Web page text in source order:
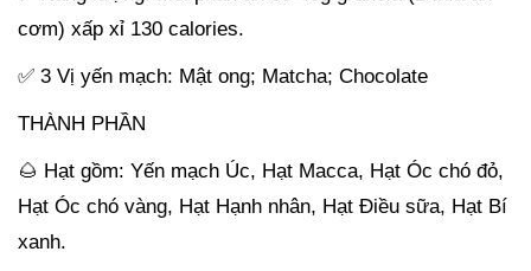
cơm) xấp xỉ 130 calories.
✅ 3 Vị yến mạch: Mật ong; Matcha; Chocolate
THÀNH PHẦN
🌰 Hạt gồm: Yến mạch Úc, Hạt Macca, Hạt Óc chó đỏ,
Hạt Óc chó vàng, Hạt Hạnh nhân, Hạt Điều sữa, Hạt Bí
xanh.